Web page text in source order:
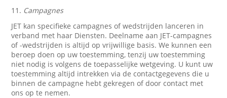
11. Campagnes
JET kan specifieke campagnes of wedstrijden lanceren in
verband met haar Diensten. Deelname aan JET-campagnes
of -wedstrijden is altijd op vrijwillige basis. We kunnen een
beroep doen op uw toestemming, tenzij uw toestemming
niet nodig is volgens de toepasselijke wetgeving. U kunt uw
toestemming altijd intrekken via de contactgegevens die u
binnen de campagne hebt gekregen of door contact met
ons op te nemen.